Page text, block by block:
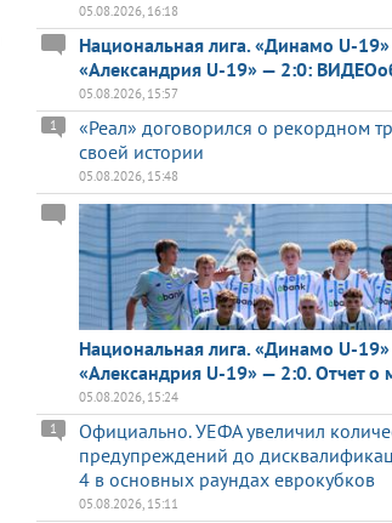
05.08.2026, 16:18
Национальная лига. «Динамо U-
«Александрия U-19» — 2:0:
05.08.2026, 15:57
«Реал» договорился о рекордном
своей истории
1
05.08.2026, 15:48
Национальная лига. «Динамо U-
«Александрия U-19» — 2:0. Отчет о
05.08.2026, 15:24
Официально. УЕФА увеличил
предупреждений до
4 в основных раундах еврокубков
1
05.08.2026, 15:11